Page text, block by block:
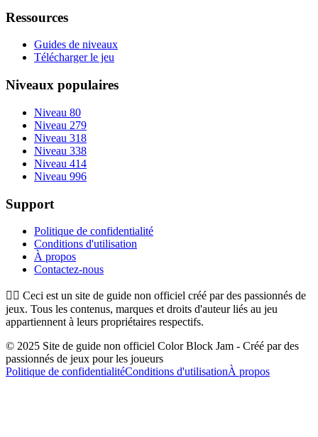
Ressources
Guides de niveaux
Télécharger le jeu
Niveaux populaires
Niveau 80
Niveau 279
Niveau 318
Niveau 338
Niveau 414
Niveau 996
Support
Politique de confidentialité
Conditions d'utilisation
À propos
Contactez-nous
👉🏻 Ceci est un site de guide non officiel créé par des passionnés de
jeux. Tous les contenus, marques et droits d'auteur liés au jeu
appartiennent à leurs propriétaires respectifs.
© 2025 Site de guide non officiel Color Block Jam - Créé par des
passionnés de jeux pour les joueurs
Politique de confidentialitéConditions d'utilisationÀ propos